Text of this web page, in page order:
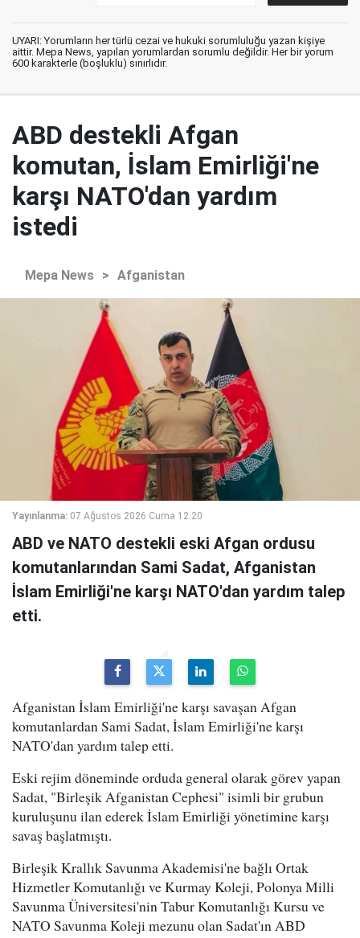
UYARI: Yorumların her türlü cezai ve hukuki sorumluluğu yazan kişiye
aittir. Mepa News, yapılan yorumlardan sorumlu değildir. Her bir yorum
600 karakterle (boşluklu) sınırlıdır.
ABD destekli Afgan
komutan, İslam Emirliği'ne
karşı NATO'dan yardım
istedi
Mepa News > Afganistan
Yayınlanma: 07 Ağustos 2026 Cuma 12:20
ABD ve NATO destekli eski Afgan ordusu
komutanlarından Sami Sadat, Afganistan
İslam Emirliği'ne karşı NATO'dan yardım talep
etti.
Afganistan İslam Emirliği'ne karşı savaşan Afgan
komutanlardan Sami Sadat, İslam Emirliği'ne karşı
NATO'dan yardım talep etti.
Eski rejim döneminde orduda general olarak görev yapan
Sadat, "Birleşik Afganistan Cephesi" isimli bir grubun
kuruluşunu ilan ederek İslam Emirliği yönetimine karşı
savaş başlatmıştı.
Birleşik Krallık Savunma Akademisi'ne bağlı Ortak
Hizmetler Komutanlığı ve Kurmay Koleji, Polonya Milli
Savunma Üniversitesi'nin Tabur Komutanlığı Kursu ve
NATO Savunma Koleji mezunu olan Sadat'ın ABD